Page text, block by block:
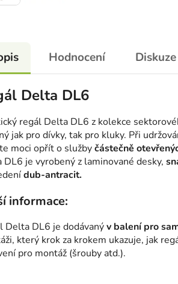
Hodnocení Diskuze
Delta DL6
regál Delta DL6 z kolekce
jak pro dívky, tak pro kluky. Při
moci opřít o službyčástečně
DL6 je vyrobený z laminované desky,
dub-antracit.
informace:
Delta DL6 je dodávanýv balení pro
který krok za krokem ukazuje, jak
pro montáž (šrouby atd.).